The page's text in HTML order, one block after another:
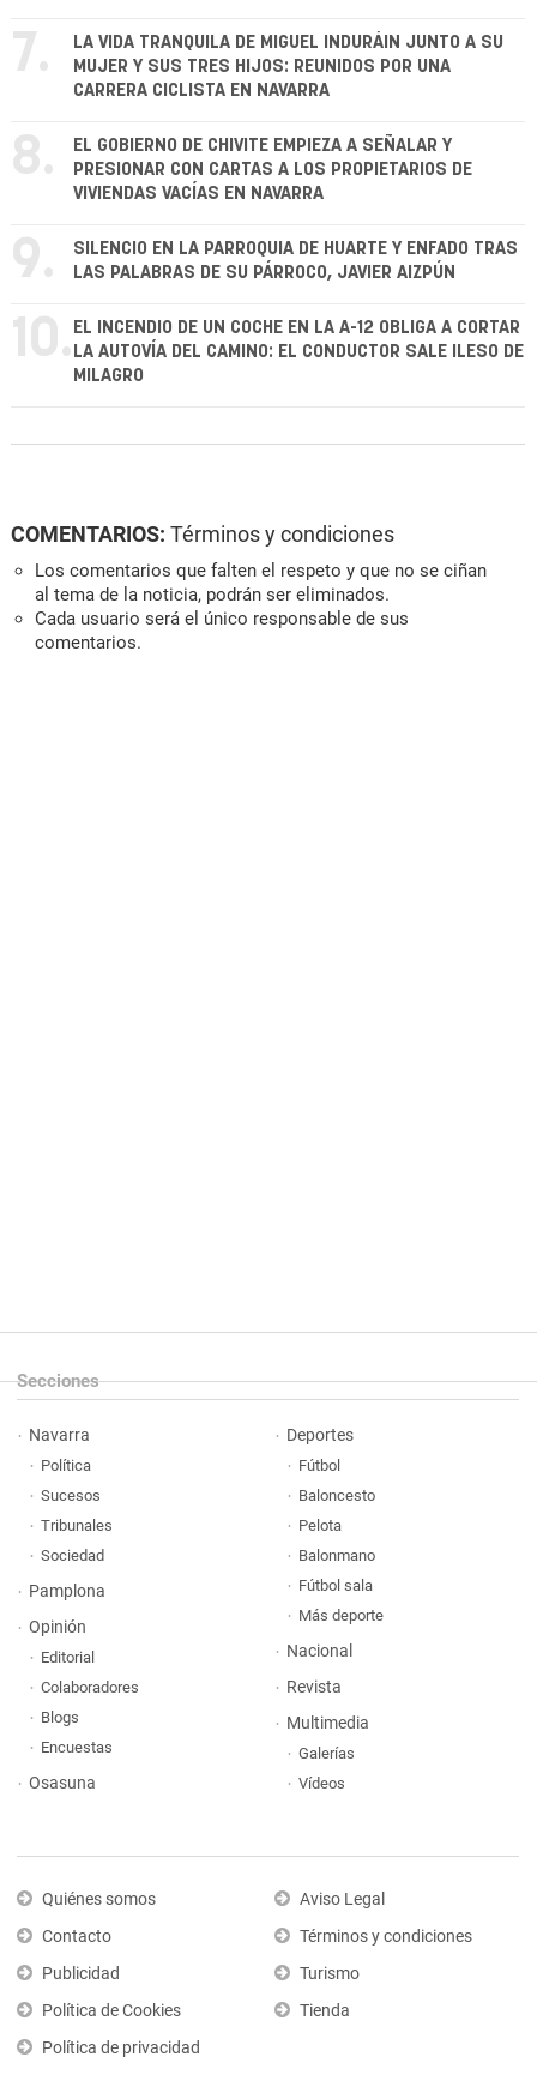
7.
LA VIDA TRANQUILA DE MIGUEL INDURÁIN JUNTO A SU
MUJER Y SUS TRES HIJOS: REUNIDOS POR UNA
CARRERA CICLISTA EN NAVARRA
8.
EL GOBIERNO DE CHIVITE EMPIEZA A SEÑALAR Y
PRESIONAR CON CARTAS A LOS PROPIETARIOS DE
VIVIENDAS VACÍAS EN NAVARRA
9.
SILENCIO EN LA PARROQUIA DE HUARTE Y ENFADO TRAS
LAS PALABRAS DE SU PÁRROCO, JAVIER AIZPÚN
10. EL INCENDIO DE UN COCHE EN LA A-12 OBLIGA A CORTAR
LA AUTOVÍA DEL CAMINO: EL CONDUCTOR SALE ILESO DE
MILAGRO
COMENTARIOS: Términos y condiciones
Los comentarios que falten el respeto y que no se ciñan
al tema de la noticia, podrán ser eliminados.
Cada usuario será el único responsable de sus
comentarios.
Secciones
Navarra
Política
Sucesos
Tribunales
Sociedad
Pamplona
Opinión
Editorial
Colaboradores
Blogs
Encuestas
Osasuna
Deportes
Fútbol
Baloncesto
Pelota
Balonmano
Fútbol sala
Más deporte
Nacional
Revista
Multimedia
Galerías
Vídeos
Quiénes somos
Contacto
Publicidad
Política de Cookies
Política de privacidad
Aviso Legal
Términos y condiciones
Turismo
Tienda